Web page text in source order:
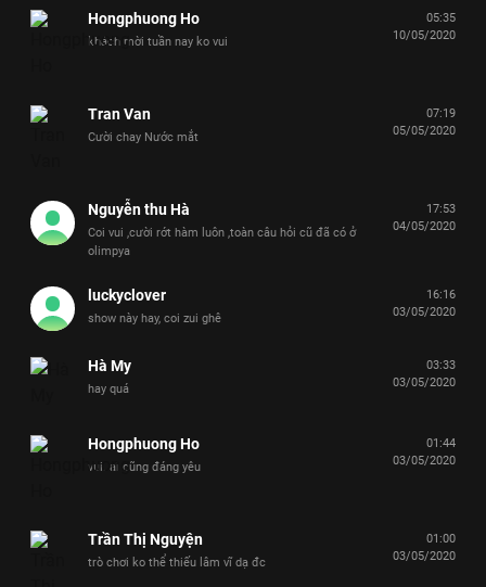
Hongphuong Ho
khách mời tuần nay ko vui
05:35
10/05/2020
Tran Van
Cười chay Nước mắt
07:19
05/05/2020
Nguyễn thu Hà
Coi vui ,cười rớt hàm luôn ,toàn câu hỏi cũ đã có ở
olimpya
17:53
04/05/2020
luckyclover
show này hay, coi zui ghê
16:16
03/05/2020
Hà My
hay quá
03:33
03/05/2020
Hongphuong Ho
vui. ai cũng đáng yêu
01:44
03/05/2020
Trần Thị Nguyện
trò chơi ko thể thiếu lâm vĩ dạ đc
01:00
03/05/2020